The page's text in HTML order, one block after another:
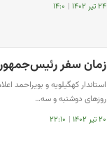
۲۴ تیر ۱۴۰۲ | ۱۴:۰
زمان سفر رئیس‌جمهور
استاندار کهگیلویه و بویراحمد
روزهای دوشنبه و سه…
۲۰ تیر ۱۴۰۲ | ۲۲:۱۰